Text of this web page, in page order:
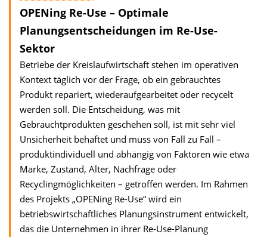
OPENing Re-Use – Optimale
Planungsentscheidungen im Re-Use-
Sektor
Betriebe der Kreislaufwirtschaft stehen im operativen
Kontext täglich vor der Frage, ob ein gebrauchtes
Produkt repariert, wiederaufgearbeitet oder recycelt
werden soll. Die Entscheidung, was mit
Gebrauchtprodukten geschehen soll, ist mit sehr viel
Unsicherheit behaftet und muss von Fall zu Fall –
produktindividuell und abhängig von Faktoren wie etwa
Marke, Zustand, Alter, Nachfrage oder
Recyclingmöglichkeiten – getroffen werden. Im Rahmen
des Projekts „OPENing Re-Use“ wird ein
betriebswirtschaftliches Planungsinstrument entwickelt,
das die Unternehmen in ihrer Re-Use-Planung